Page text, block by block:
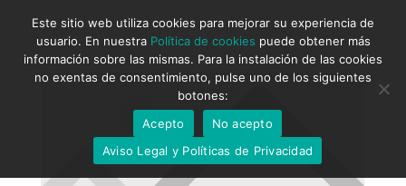
Este sitio web utiliza cookies para mejorar su experiencia de
usuario. En nuestra Política de cookies puede obtener más
información sobre las mismas. Para la instalación de las cookies
no exentas de consentimiento, pulse uno de los siguientes
botones:
Acepto
No acepto
Aviso Legal y Políticas de Privacidad